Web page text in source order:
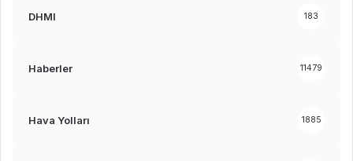
DHMI 183
Haberler 11479
Hava Yolları 1885